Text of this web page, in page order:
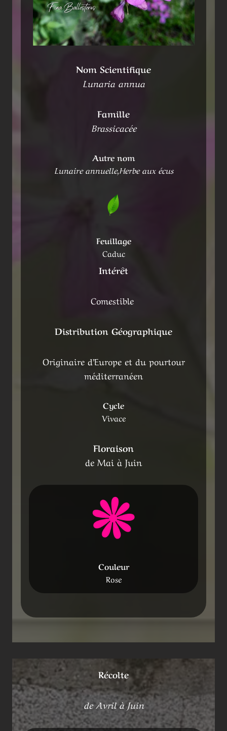
Nom Scientifique
Lunaria annua
Famille
Brassicacée
Autre nom
Lunaire annuelle,Herbe aux écus
Feuillage
Caduc
Intérêt
Comestible
Distribution Géographique
Originaire d’Europe et du pourtour
méditerranéen
Cycle
Vivace
Floraison
de Mai à Juin
Couleur
Rose
Récolte
de Avril à Juin